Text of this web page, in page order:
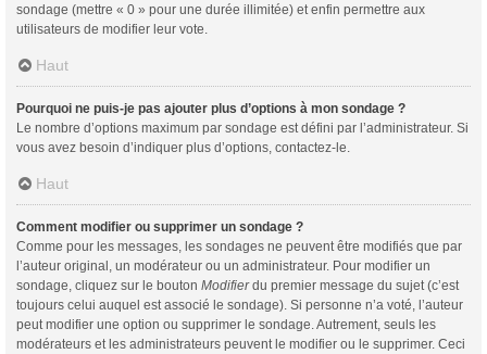
sondage (mettre « 0 » pour une durée illimitée) et enfin permettre aux
utilisateurs de modifier leur vote.
Haut
Pourquoi ne puis-je pas ajouter plus d’options à mon sondage ?
Le nombre d’options maximum par sondage est défini par l’administrateur. Si
vous avez besoin d’indiquer plus d’options, contactez-le.
Haut
Comment modifier ou supprimer un sondage ?
Comme pour les messages, les sondages ne peuvent être modifiés que par
l’auteur original, un modérateur ou un administrateur. Pour modifier un
sondage, cliquez sur le bouton Modifierdu premier message du sujet (c’est
toujours celui auquel est associé le sondage). Si personne n’a voté, l’auteur
peut modifier une option ou supprimer le sondage. Autrement, seuls les
modérateurs et les administrateurs peuvent le modifier ou le supprimer. Ceci